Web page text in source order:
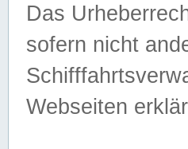
Das
sofern nicht
Webseiten